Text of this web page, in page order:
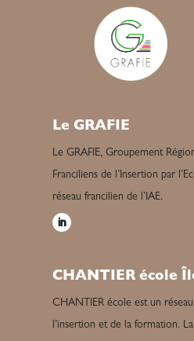
Le GRAFIE
Le GRAFIE, Groupement
Franciliens de l’Insertion par
réseau francilien de l’IAE.
CHANTIER école
CHANTIER école est un
l’insertion et de la formation.